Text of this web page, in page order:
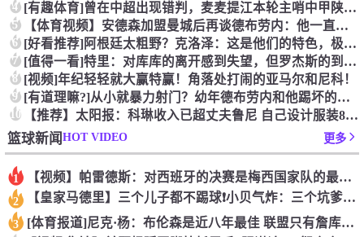
4 [有趣体育]曾在中超出现错判，麦麦提江本轮主哨中甲陕西联合v
5 【体育视频】安德森加盟曼城后再谈德布劳内：他一直是我非常仰慕
6 [好看推荐]阿根廷太粗野？克洛泽：这是他们的特色，极其强调对
7 [值得一看]特里：对库库的离开感到失望，但罗杰斯的到来又让我
8 [视频]年纪轻轻就大赢特赢！角落处打闹的亚马尔和尼科！
9 [有道理嘛?]从小就暴力射门？幼年德布劳内和他踢坏的树篱！
10 【推荐】太阳报：科琳收入已超丈夫鲁尼 自己设计服装8岁儿子当
篮球新闻HOT VIDEO 更多
1 【视频】帕雷德斯：对西班牙的决赛是梅西国家队的最后一场比赛
2 【皇家马德里】三个儿子都不踢球❗️小贝气炸：三个坑爹货，只能
3 [体育报道]尼克·杨：布伦森是近八年最佳 联盟只有詹库杜能媲